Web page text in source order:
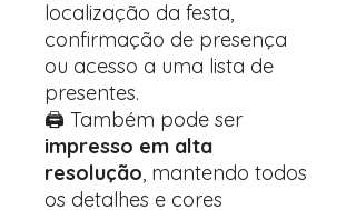
localização da festa,
confirmação de presença
ou acesso a uma lista de
presentes.
🖨️ Também pode ser
impresso em alta
resolução, mantendo todos
os detalhes e cores